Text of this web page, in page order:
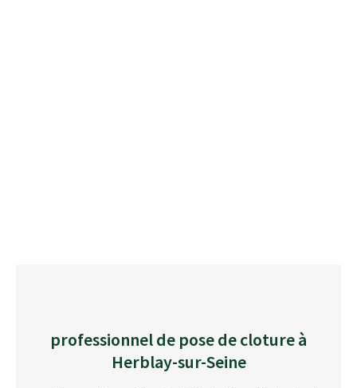
professionnel de pose de cloture à
Herblay-sur-Seine